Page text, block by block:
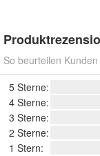
So beurteilen
5 Sterne:
4 Sterne:
3 Sterne:
2 Sterne:
1 Stern: